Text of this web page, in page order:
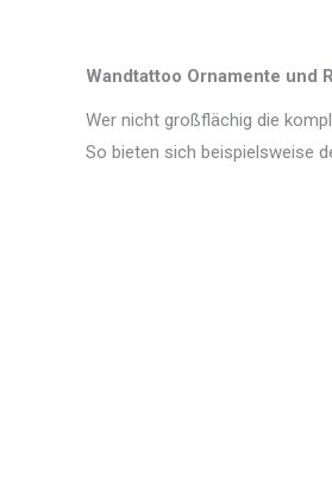
Wandtattoo Ornamente und
Wer nicht großflächig die
So bieten sich beispielsweise